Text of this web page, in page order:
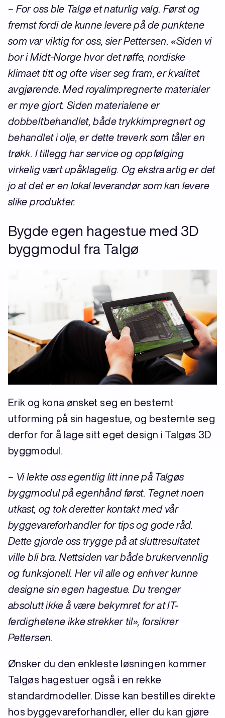
– For oss ble Talgø et naturlig valg. Først og
fremst fordi de kunne levere på de punktene
som var viktig for oss, sier Pettersen. «Siden vi
bor i Midt-Norge hvor det røffe, nordiske
klimaet titt og ofte viser seg fram, er kvalitet
avgjørende. Med royalimpregnerte materialer
er mye gjort. Siden materialene er
dobbeltbehandlet, både trykkimpregnert og
behandlet i olje, er dette treverk som tåler en
trøkk. I tillegg har service og oppfølging
virkelig vært upåklagelig. Og ekstra artig er det
jo at det er en lokal leverandør som kan levere
slike produkter.
Bygde egen hagestue med 3D
byggmodul fra Talgø
Erik og kona ønsket seg en bestemt
utforming på sin hagestue, og bestemte seg
derfor for å lage sitt eget design i Talgøs 3D
byggmodul.
– Vi lekte oss egentlig litt inne på Talgøs
byggmodul på egenhånd først. Tegnet noen
utkast, og tok deretter kontakt med vår
byggevareforhandler for tips og gode råd.
Dette gjorde oss trygge på at sluttresultatet
ville bli bra. Nettsiden var både brukervennlig
og funksjonell. Her vil alle og enhver kunne
designe sin egen hagestue. Du trenger
absolutt ikke å være bekymret for at IT-
ferdighetene ikke strekker til», forsikrer
Pettersen.
Ønsker du den enkleste løsningen kommer
Talgøs hagestuer også i en rekke
standardmodeller. Disse kan bestilles direkte
hos byggevareforhandler, eller du kan gjøre